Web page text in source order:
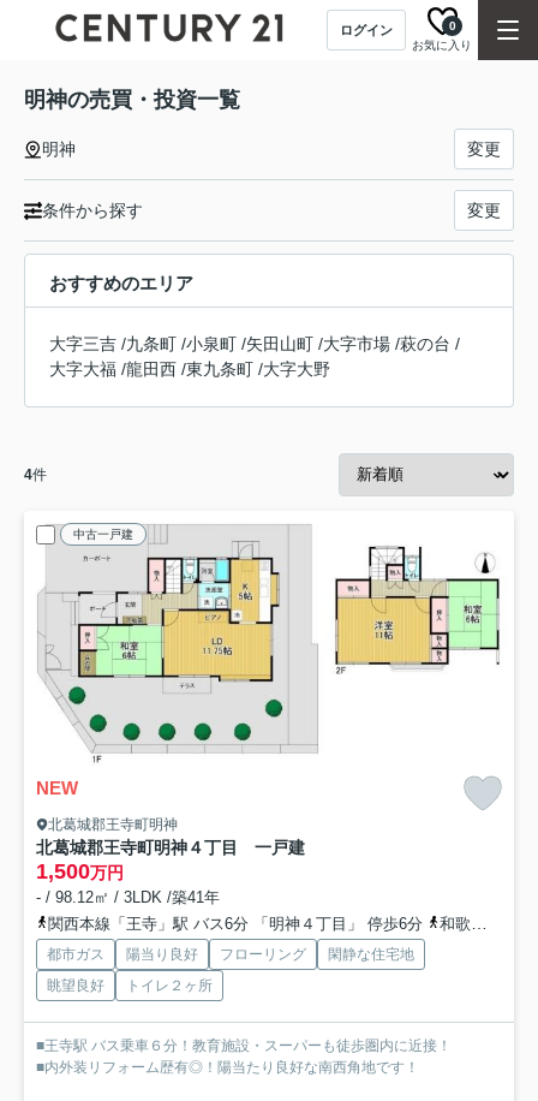
ログイン
お気に入り
0
明神の売買・投資一覧
明神 変更
条件から探す 変更
おすすめのエリア
大字三吉 /九条町 /小泉町 /矢田山町 /大字市場 /萩の台 /
大字大福 /龍田西 /東九条町 /大字大野
4件
中古一戸建
NEW
北葛城郡王寺町明神
北葛城郡王寺町明神４丁目 一戸建
1,500万円
- / 98.12㎡ / 3LDK /築41年
関西本線「王寺」駅 バス6分 「明神４丁目」 停歩6分
和歌山線「畠田」駅 徒歩21分
都市ガス 陽当り良好 フローリング
閑静な住宅地
眺望良好
トイレ２ヶ所
■王寺駅 バス乗車６分！教育施設・スーパーも徒歩圏内に近接！
■内外装リフォーム歴有◎！陽当たり良好な南西角地です！